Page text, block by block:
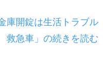
庫開錠は生活トラブル
救急車」の続きを読む